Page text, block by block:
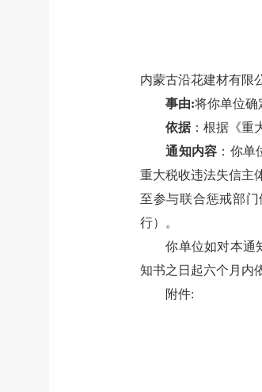
内蒙古沿花建材有限
事由:将你单位确
依据：根据《重
通知内容 ： 你单
重大税收违法失信主
至参与联合惩戒部
行）。
你单位如对本通
知书之日起六个月内
附件: